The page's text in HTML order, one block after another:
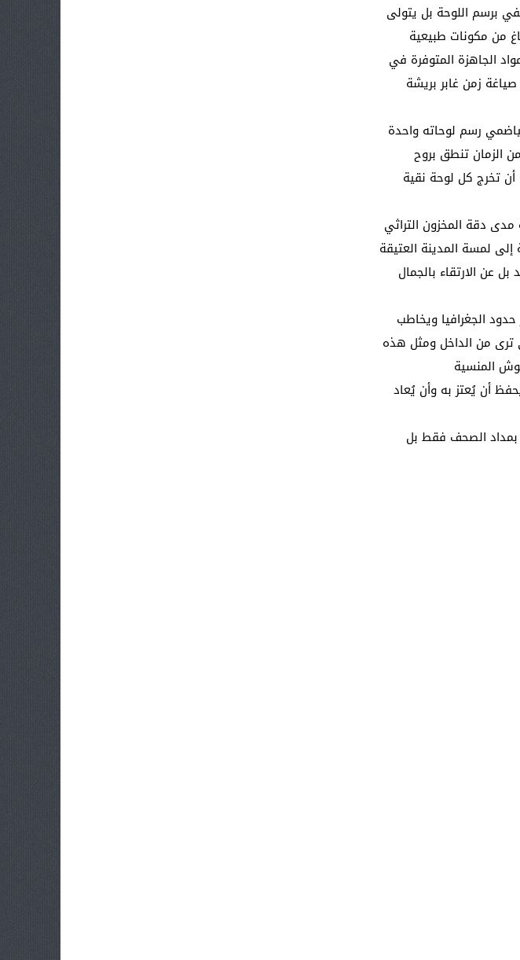
برسم اللوحة بل يتولى
من مكونات طبيعية
الجاهزة المتوفرة في
زمن غابر بريشة
رسم لوحاته واحدة
الزمان تنطق بروح
تخرج كل لوحة نقية
دقة المخزون التراثي
لمسة المدينة العتيقة
عن الارتقاء بالجمال
الجغرافيا ويخاطب
ترى من الداخل ومثل هذه
المنسية
أن يُعتز به وأن يُعاد
بمداد الصحف فقط بل